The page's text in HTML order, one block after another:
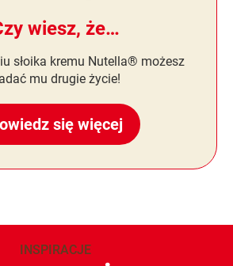
wiesz, że…
słoika kremu Nutella® możesz
mu drugie życie!
się więcej
INSPIRACJE